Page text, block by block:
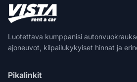
Luotettava kumppanisi
ajoneuvot, kilpailukykyiset hinnat ja
Pikalinkit